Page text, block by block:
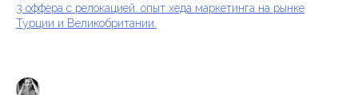
3 оффера с релокацией: опыт хеда маркетинга на рынке
Турции и Великобритании.